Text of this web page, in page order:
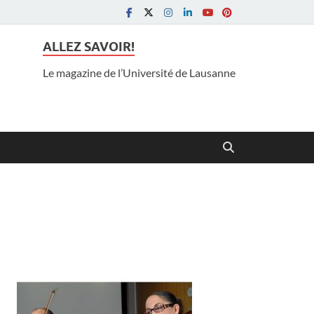
ALLEZ SAVOIR!
Le magazine de l’Université de Lausanne